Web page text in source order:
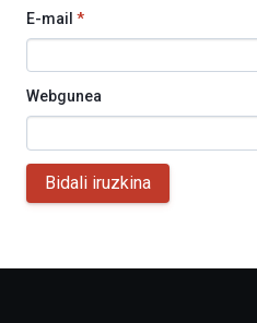
E-mail *
Webgunea
Bidali iruzkina